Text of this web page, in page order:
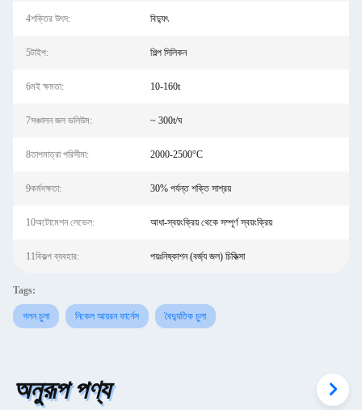
4শক্তির উৎস: বিদ্যুৎ
5টাইপ: শিল্প সিলিকন
6মই ক্ষমতা: 10-160t
7সঞ্চালন জল ভলিউম: ~ 300t/ঘ
8তাপমাত্রা পরিসীমা: 2000-2500°C
9কর্মদক্ষতা: 30% পর্যন্ত শক্তি সাশ্রয়
10অটোমেশন লেভেল: আধা-স্বয়ংক্রিয় থেকে সম্পূর্ণ স্বয়ংক্রিয়
11বিকল্প ব্যবহার: পয়ঃনিষ্কাশন (বর্জ্য জল) চিকিত্সা
Tags:
গলন চুলা নিকেল আয়রন ফার্নেস বৈদ্যুতিক চুলা
অনুরূপ পণ্য